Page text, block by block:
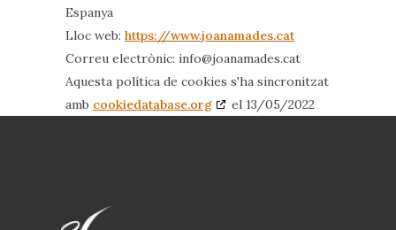
Espanya
Lloc web: https://www.joanamades.cat
Correu electrònic: tac.sedamanaoj@ofni
Aquesta política de cookies s'ha sincronitzat
amb cookiedatabase.org el 13/05/2022